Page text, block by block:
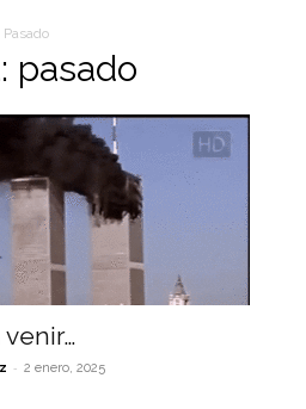
Pasado
pasado
- 2 enero, 2025